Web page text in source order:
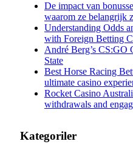
De impact van
waarom ze belangrijk
Understanding Odds
with Foreign Betting
André Berg’s CS:GO
State
Best Horse Racing
ultimate casino
Rocket Casino
withdrawals and
Kategoriler